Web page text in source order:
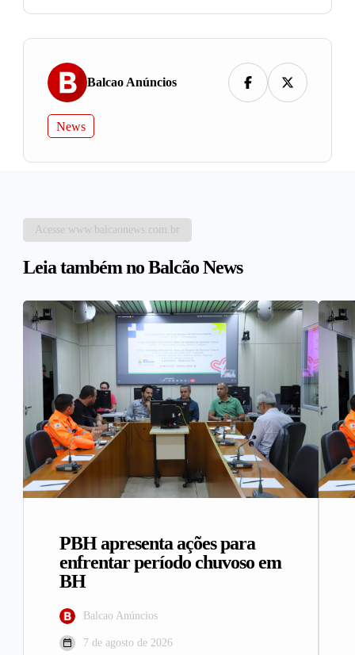
Balcao Anúncios
News
Acesse www.balcaonews.com.br
Leia também no Balcão News
PBH apresenta ações para
enfrentar período chuvoso em
BH
Balcao Anúncios
7 de agosto de 2026